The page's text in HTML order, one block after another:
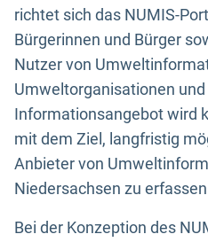
richtet sich das NUMIS-
Bürgerinnen und Bürger
Nutzer von
Umweltorganisationen
Informationsangebot wird
mit dem Ziel, langfristig
Anbieter von
Niedersachsen zu
Bei der Konzeption des